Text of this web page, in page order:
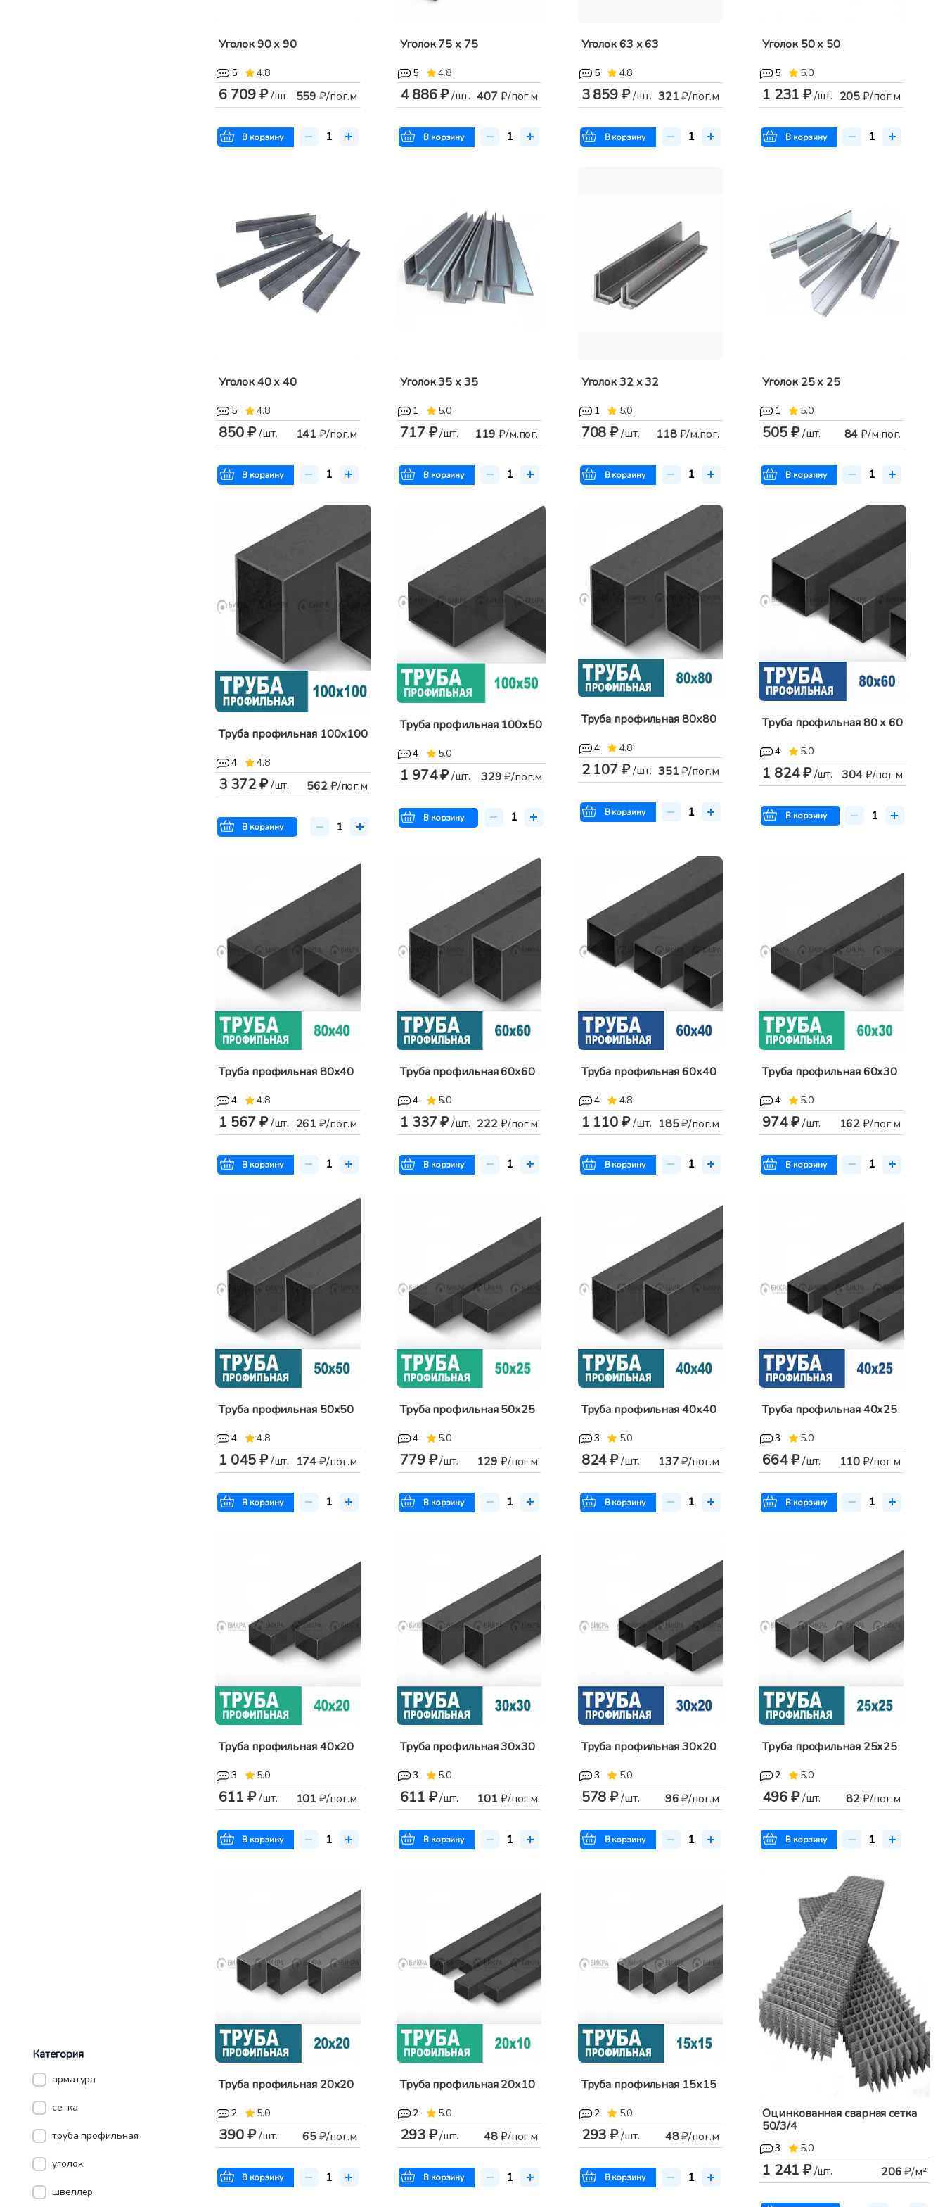
Категория
арматура
сетка
труба профильная
уголок
швеллер
Уголок 90 х 90
5 4.8
6 709 ₽/шт. 559 ₽/пог.м
В корзину
Уголок 75 х 75
5 4.8
4 886 ₽/шт. 407₽/пог.м
В корзину
Уголок 63 х 63
5 4.8
3 859 ₽/шт. 321₽/пог.м
В корзину
Уголок 50 х 50
5 5.0
1 231 ₽/шт. 205₽/пог.м
В корзину
Уголок 40 х 40
5 4.8
850 ₽/шт. 141₽/пог.м
В корзину
Уголок 35 х 35
1 5.0
717 ₽/шт. 119 ₽/м.пог.
В корзину
Уголок 32 х 32
1 5.0
708 ₽/шт. 118₽/м.пог.
В корзину
Уголок 25 х 25
1 5.0
505 ₽/шт. 84₽/м.пог.
В корзину
Труба профильная 100х100
4 4.8
3 372 ₽/шт. 562₽/пог.м
В корзину
Труба профильная 100х50
4 5.0
1 974 ₽/шт. 329₽/пог.м
В корзину
Труба профильная 80х80
4 4.8
2 107 ₽/шт. 351₽/пог.м
В корзину
Труба профильная 80 х 60
4 5.0
1 824 ₽/шт. 304₽/пог.м
В корзину
Труба профильная 80х40
4 4.8
1 567 ₽/шт. 261₽/пог.м
В корзину
Труба профильная 60х60
4 5.0
1 337 ₽/шт. 222₽/пог.м
В корзину
Труба профильная 60х40
4 4.8
1 110 ₽/шт. 185₽/пог.м
В корзину
Труба профильная 60х30
4 5.0
974 ₽/шт. 162₽/пог.м
В корзину
Труба профильная 50х50
4 4.8
1 045 ₽/шт. 174₽/пог.м
В корзину
Труба профильная 50х25
4 5.0
779 ₽/шт. 129 ₽/пог.м
В корзину
Труба профильная 40х40
3 5.0
824 ₽/шт. 137₽/пог.м
В корзину
Труба профильная 40х25
3 5.0
664 ₽/шт. 110₽/пог.м
В корзину
Труба профильная 40х20
3 5.0
611 ₽/шт. 101₽/пог.м
В корзину
Труба профильная 30х30
3 5.0
611 ₽/шт. 101₽/пог.м
В корзину
Труба профильная 30х20
3 5.0
578 ₽/шт. 96₽/пог.м
В корзину
Труба профильная 25х25
2 5.0
496 ₽/шт. 82₽/пог.м
В корзину
Труба профильная 20х20
2 5.0
390 ₽/шт. 65₽/пог.м
В корзину
Труба профильная 20х10
2 5.0
293 ₽/шт. 48₽/пог.м
В корзину
Труба профильная 15х15
2 5.0
293 ₽/шт. 48₽/пог.м
В корзину
Оцинкованная сварная сетка
50/3/4
3 5.0
1 241 ₽/шт. 206₽/м²